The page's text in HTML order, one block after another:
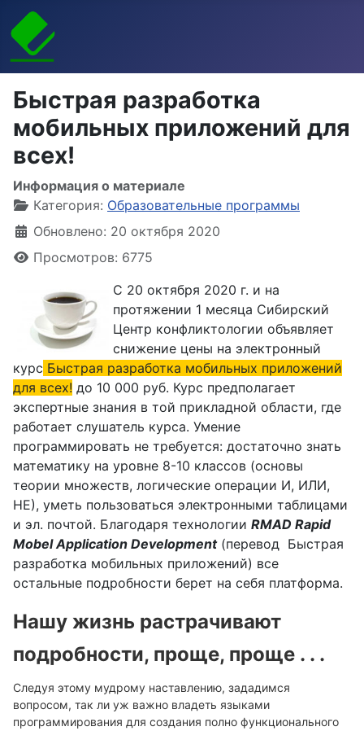
Быстрая разработка
мобильных приложений для
всех!
Информация о материале
Категория: Образовательные программы
Обновлено: 20 октября 2020
Просмотров: 6775
С 20 октября 2020 г. и на
протяжении 1 месяца Сибирский
Центр конфликтологии объявляет
снижение цены на электронный
курс Быстрая разработка мобильных приложений
для всех! до 10 000 руб. Курс предполагает
экспертные знания в той прикладной области, где
работает слушатель курса. Умение
программировать не требуется: достаточно знать
математику на уровне 8-10 классов (основы
теории множеств, логические операции И, ИЛИ,
НЕ), уметь пользоваться электронными таблицами
и эл. почтой. Благодаря технологии RMAD Rapid
Mobel Application Development(перевод Быстрая
разработка мобильных приложений) все
остальные подробности берет на себя платформа.
Нашу жизнь растрачивают
подробности, проще, проще . . .
Следуя этому мудрому наставлению, зададимся
вопросом, так ли уж важно владеть языками
программирования для создания полно функционального